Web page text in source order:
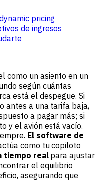
pricing
de ingresos
como un asiento en un
según cuántas
está el despegue. Si
antes a una tarifa baja,
a pagar más; si
y el avión está vacío,
El software de
como tu copiloto
tiempo real para ajustar
el equilibrio
asegurando que